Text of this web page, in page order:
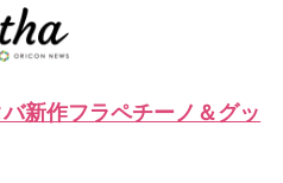
新作フラペチーノ＆グッ